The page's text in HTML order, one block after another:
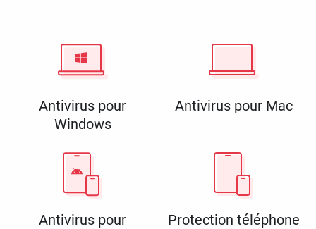
Antivirus pour
Windows
Antivirus pour Mac
Antivirus pour
Protection téléphone